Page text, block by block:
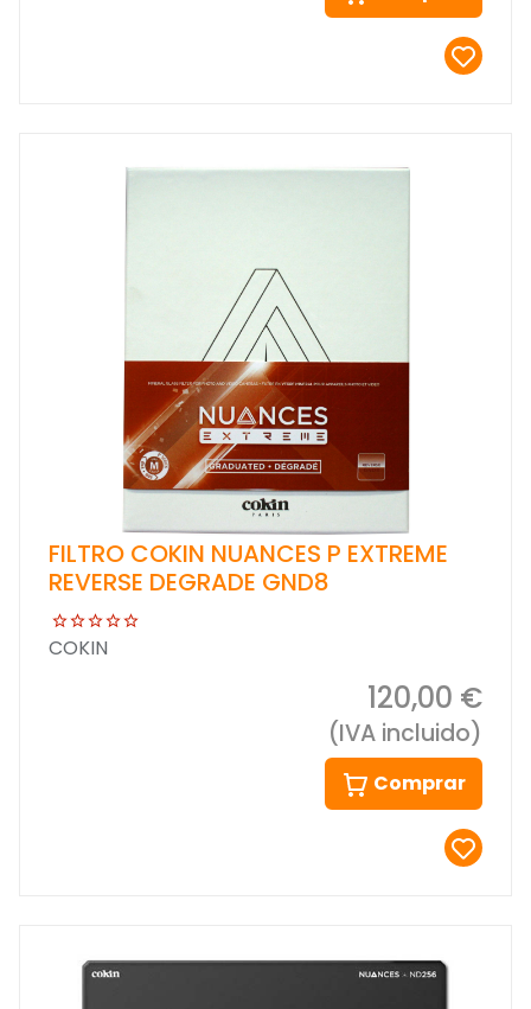
FILTRO COKIN NUANCES P EXTREME
REVERSE DEGRADE GND8
COKIN
120,00 €
(IVA incluido)
Comprar